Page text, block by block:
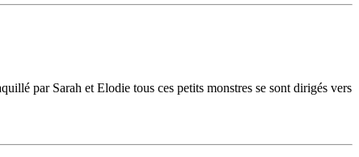
par Sarah et Elodie tous ces petits monstres se sont dirigés vers